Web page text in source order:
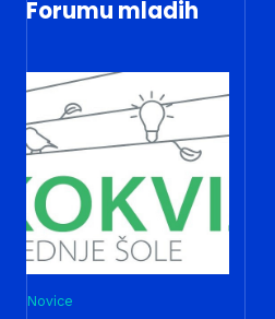
Forumu mladih
Novice